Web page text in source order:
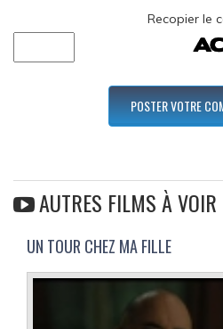
Recopier le
AUTRES FILMS À VOIR
UN TOUR CHEZ MA FILLE